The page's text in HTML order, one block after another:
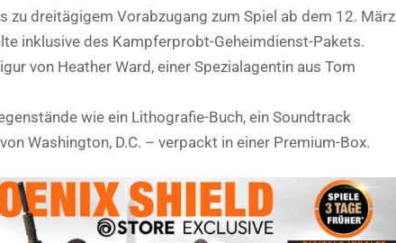
zu dreitägigem Vorabzugang zum Spiel ab dem 12. März
inklusive des Kampferprobt-Geheimdienst-Pakets.
von Heather Ward, einer Spezialagentin aus Tom
wie ein Lithografie-Buch, ein Soundtrack
Washington, D.C. – verpackt in einer Premium-Box.